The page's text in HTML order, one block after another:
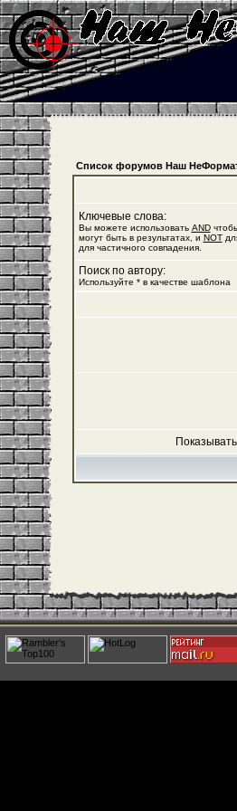
Список форумов Наш
Ключевые слова:
Вы можете использовать AND
могут быть в результатах, и NOT
для частичного совпадения.
Поиск по автору:
Используйте * в качестве шаблона